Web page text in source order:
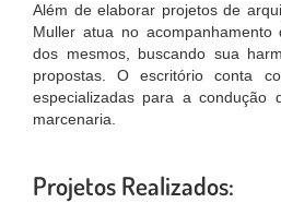
Além de elaborar projetos de
Muller atua no
dos mesmos, buscando sua
propostas. O escritório conta
especializadas para a condução
marcenaria.
Projetos Realizados: